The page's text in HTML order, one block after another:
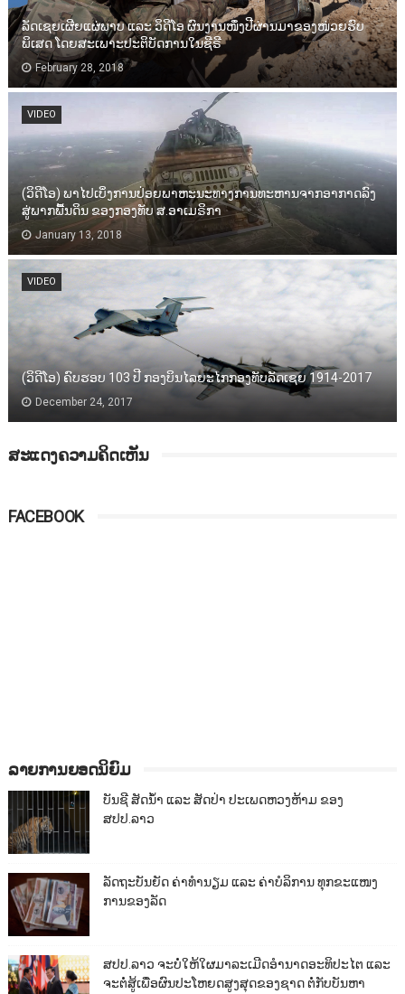
ລັດເຊຍເຜີຍແຜ່ພາບ ແລະ ວິດີໂອ ຜົນງານໜຶ່ງປີຜ່ານມາຂອງໜ່ວຍຮົບ
ພິເສດ ໂດຍສະເພາະປະຕິບັດການໃນຊີຣີ
February 28, 2018
VIDEO
(ວິດີໂອ) ພາໄປເບິ່ງການປ່ອຍພາຫະນະທາງການທະຫານຈາກອາກາດລົງ
ສູ່ພາກພື້ນດິນ ຂອງກອງທັບ ສ.ອາເມຣິກາ
January 13, 2018
VIDEO
(ວິດີໂອ) ຄົບຮອບ 103 ປີ ກອງບິນໄລຍະໄກກອງທັບລັດເຊຍ 1914-2017
December 24, 2017
ສະແດງຄວາມຄິດເຫັນ
FACEBOOK
ລາຍການຍອດນິຍົມ
ບັນຊີ ສັດນ້ຳ ແລະ ສັດປ່າ ປະເພດຫວງຫ້າມ ຂອງ
ສປປ.ລາວ
ລັດຖະບັນຍັດ ຄ່າທຳນຽມ ແລະ ຄ່າບໍລິການ ທຸກຂະແໜງ
ການຂອງລັດ
ສປປ.ລາວ ຈະບໍ່ໃຫ້ໃຜມາລະເມີດອຳນາດອະທິປະໄຕ ແລະ
ຈະຕໍ່ສູ້ເພື່ອຜົນປະໂຫຍດສູງສຸດຂອງຊາດ ຕໍ່ກັບບັນຫາ